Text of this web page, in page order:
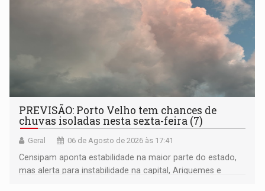
PREVISÃO: Porto Velho tem chances de
chuvas isoladas nesta sexta-feira (7)
Geral 06 de Agosto de 2026 às 17:41
Censipam aponta estabilidade na maior parte do estado,
mas alerta para instabilidade na capital, Ariquemes e